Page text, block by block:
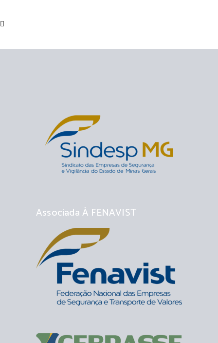
Associada À FENAVIST